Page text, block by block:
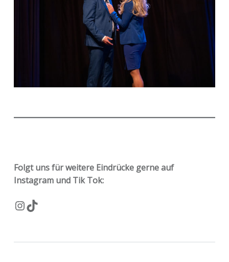
Folgt uns für weitere Eindrücke gerne auf
Instagram und Tik Tok:
Instagram
TikTok